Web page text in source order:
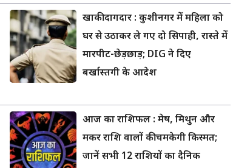
खाकी दागदार : कुशीनगर में महिला को
घर से उठाकर ले गए दो सिपाही, रास्ते में
मारपीट-छेड़छाड़; DIG ने दिए
बर्खास्तगी के आदेश
आज का राशिफल : मेष, मिथुन और
मकर राशि वालों की चमकेगी किस्मत;
जानें सभी 12 राशियों का दैनिक